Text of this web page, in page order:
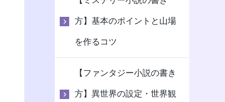
方】基本のポイントと山場
を作るコツ
【ファンタジー小説の書き
方】異世界の設定・世界観